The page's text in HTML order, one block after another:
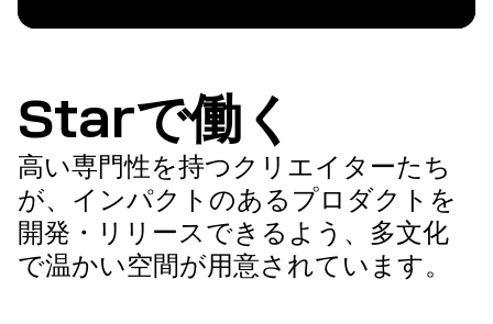
Starで働く
高い専門性を持つクリエイターたち
が、インパクトのあるプロダクトを
開発・リリースできるよう、多文化
で温かい空間が用意されています。